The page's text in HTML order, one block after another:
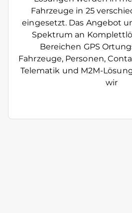
Fahrzeuge in 25
eingesetzt. Das Angebot
Spektrum an
Bereichen GPS
Fahrzeuge, Personen,
Telematik und M2M-
wir